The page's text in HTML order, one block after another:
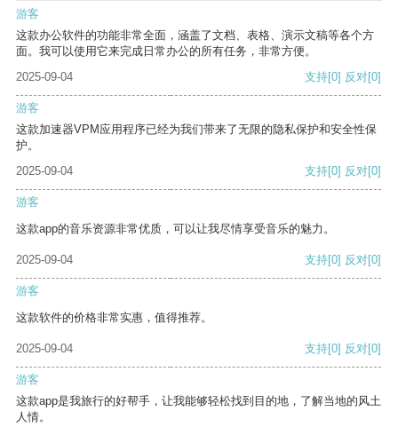
游客
这款办公软件的功能非常全面，涵盖了文档、表格、演示文稿等各个方
面。我可以使用它来完成日常办公的所有任务，非常方便。
2025-09-04
支持[0] 反对[0]
游客
这款加速器VPM应用程序已经为我们带来了无限的隐私保护和安全性保
护。
2025-09-04
支持[0] 反对[0]
游客
这款app的音乐资源非常优质，可以让我尽情享受音乐的魅力。
2025-09-04 支持[0] 反对[0]
游客
这款软件的价格非常实惠，值得推荐。
2025-09-04 支持[0] 反对[0]
游客
这款app是我旅行的好帮手，让我能够轻松找到目的地，了解当地的风土
人情。